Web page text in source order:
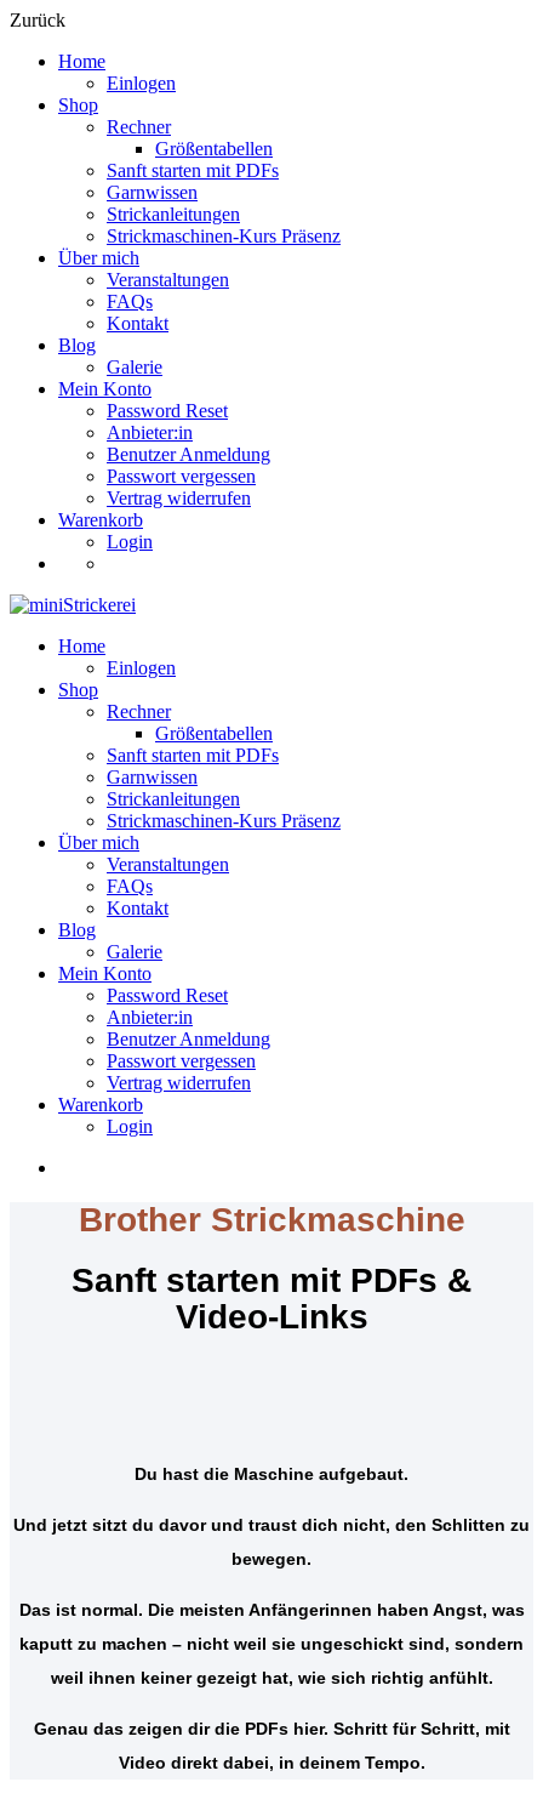
Zurück
Home
Einlogen
Shop
Rechner
Größentabellen
Sanft starten mit PDFs
Garnwissen
Strickanleitungen
Strickmaschinen-Kurs Präsenz
Über mich
Veranstaltungen
FAQs
Kontakt
Blog
Galerie
Mein Konto
Password Reset
Anbieter:in
Benutzer Anmeldung
Passwort vergessen
Vertrag widerrufen
Warenkorb
Login
Home
Einlogen
Shop
Rechner
Größentabellen
Sanft starten mit PDFs
Garnwissen
Strickanleitungen
Strickmaschinen-Kurs Präsenz
Über mich
Veranstaltungen
FAQs
Kontakt
Blog
Galerie
Mein Konto
Password Reset
Anbieter:in
Benutzer Anmeldung
Passwort vergessen
Vertrag widerrufen
Warenkorb
Login
Brother Strickmaschine
Sanft starten mit PDFs &
Video‑Links
Du hast die Maschine aufgebaut.
Und jetzt sitzt du davor und traust dich nicht, den Schlitten zu
bewegen.
Das ist normal. Die meisten Anfängerinnen haben Angst, was
kaputt zu machen – nicht weil sie ungeschickt sind, sondern
weil ihnen keiner gezeigt hat, wie sich richtig anfühlt.
Genau das zeigen dir die PDFs hier. Schritt für Schritt, mit
Video direkt dabei, in deinem Tempo.